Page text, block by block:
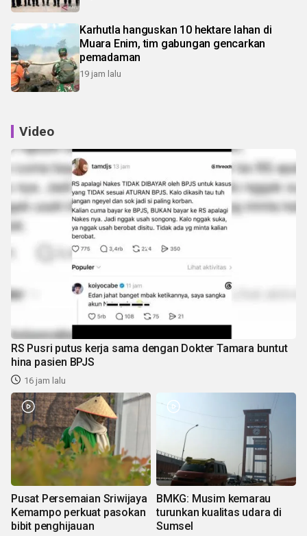
Karhutla hanguskan 10 hektare lahan di
Muara Enim, tim gabungan gencarkan
pemadaman
19 jam lalu
Video
RS Pusri putus kerja sama dengan Dokter Tamara buntut
hina pasien BPJS
16 jam lalu
Pusat Persemaian Sriwijaya
Kemampo perkuat pasokan
bibit penghijauan
BMKG: Musim kemarau
turunkan kualitas udara di
Sumsel